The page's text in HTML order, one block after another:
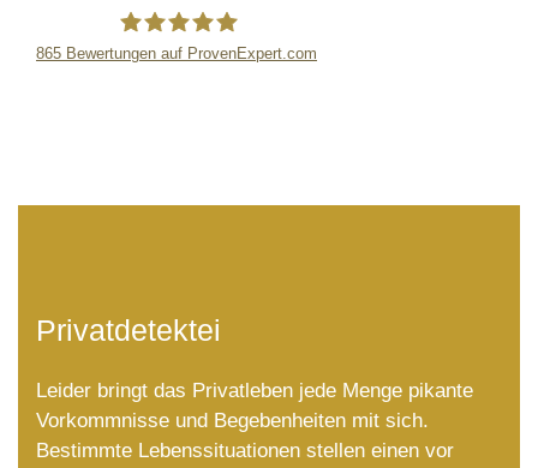
865 Bewertungen auf ProvenExpert.com
Privatdetektei
Leider bringt das Privatleben jede Menge pikante
Vorkommnisse und Begebenheiten mit sich.
Bestimmte Lebenssituationen stellen einen vor